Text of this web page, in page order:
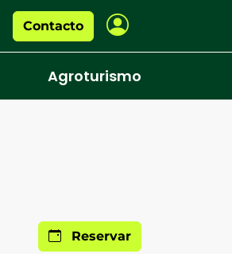
Contacto
Agroturismo
Reservar